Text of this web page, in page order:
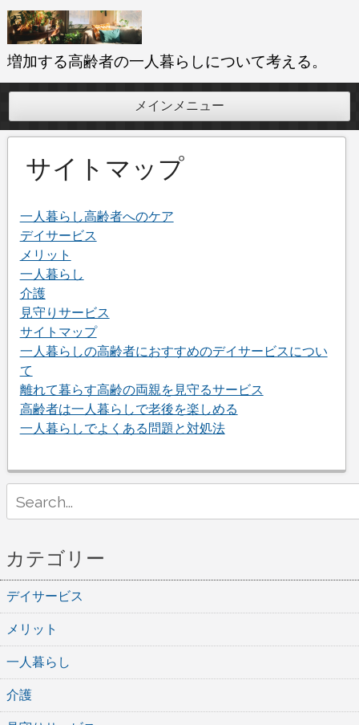
コ
ン
テ
ツ
ス
増加する高齢者の一人暮らしについて考える。
メインメニュー
サイトマップ
一人暮らし高齢者へのケア
デイサービス
メリット
一人暮らし
介護
見守りサービス
サイトマップ
一人暮らしの高齢者におすすめのデイサービスについ
て
離れて暮らす高齢の両親を見守るサービス
高齢者は一人暮らしで老後を楽しめる
一人暮らしでよくある問題と対処法
for:
カテゴリー
デイサービス
メリット
一人暮らし
介護